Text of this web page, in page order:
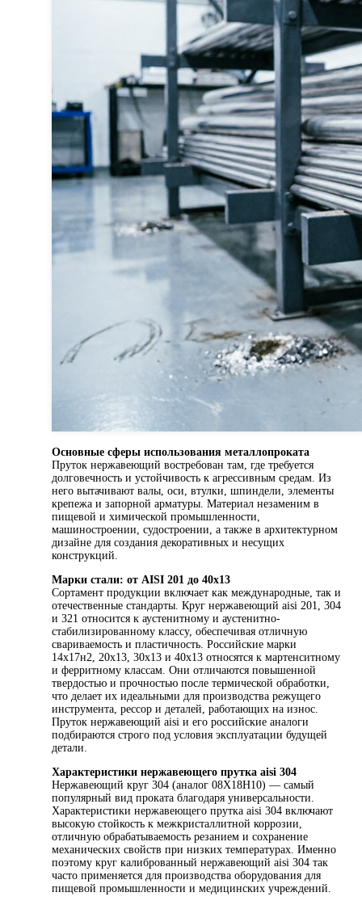
Основные сферы использования металлопроката
Пруток нержавеющий востребован там, где требуется
долговечность и устойчивость к агрессивным средам. Из
него вытачивают валы, оси, втулки, шпиндели, элементы
крепежа и запорной арматуры. Материал незаменим в
пищевой и химической промышленности,
машиностроении, судостроении, а также в архитектурном
дизайне для создания декоративных и несущих
конструкций.
Марки стали: от AISI 201 до 40х13
Сортамент продукции включает как международные, так и
отечественные стандарты. Круг нержавеющий aisi 201, 304
и 321 относится к аустенитному и аустенитно-
стабилизированному классу, обеспечивая отличную
свариваемость и пластичность. Российские марки
14х17н2, 20х13, 30х13 и 40х13 относятся к мартенситному
и ферритному классам. Они отличаются повышенной
твердостью и прочностью после термической обработки,
что делает их идеальными для производства режущего
инструмента, рессор и деталей, работающих на износ.
Пруток нержавеющий aisi и его российские аналоги
подбираются строго под условия эксплуатации будущей
детали.
Характеристики нержавеющего прутка aisi 304
Нержавеющий круг 304 (аналог 08Х18Н10) — самый
популярный вид проката благодаря универсальности.
Характеристики нержавеющего прутка aisi 304 включают
высокую стойкость к межкристаллитной коррозии,
отличную обрабатываемость резанием и сохранение
механических свойств при низких температурах. Именно
поэтому круг калиброванный нержавеющий aisi 304 так
часто применяется для производства оборудования для
пищевой промышленности и медицинских учреждений.